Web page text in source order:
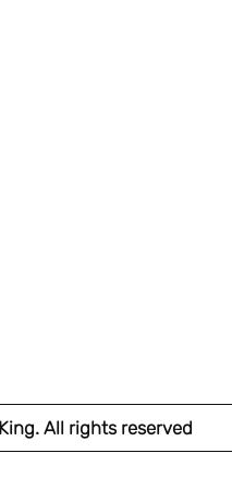
All rights reserved